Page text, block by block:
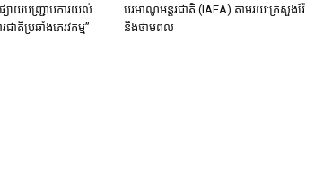
សាយ​បញ្ជ្រាប​ការ​យល់​
តិប្រឆាំងភេរវកម្ម”
បរមាណូអន្តរជាតិ (IAEA) តាមរយ:ក្រសួងរ៉ែ
និងថាមពល​